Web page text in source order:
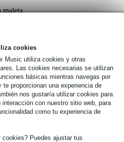
cookies
Music utiliza cookies y otras
Las cookies necesarias se utilizan
básicas mientras navegas por
te proporcionan una experiencia de
nos gustaría utilizar cookies para
con nuestro sitio web, para
como tu experiencia de
cookies? Puedes ajustar tus
maleta